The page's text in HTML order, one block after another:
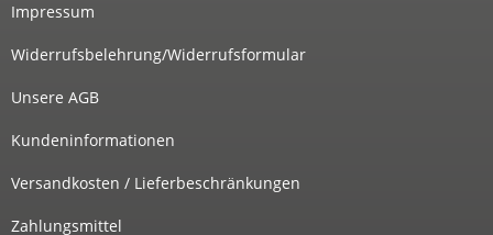
Impressum
Widerrufsbelehrung/Widerrufsformular
Unsere AGB
Kundeninformationen
Versandkosten / Lieferbeschränkungen
Zahlungsmittel